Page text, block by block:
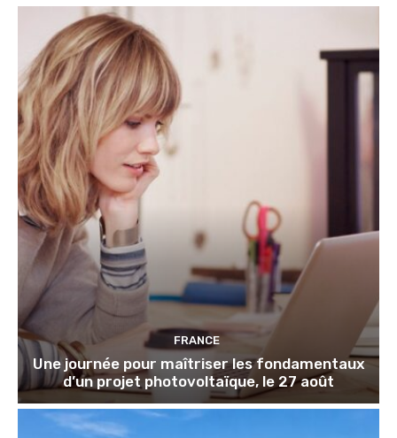
FRANCE
Une journée pour maîtriser les fondamentaux
d’un projet photovoltaïque, le 27 août